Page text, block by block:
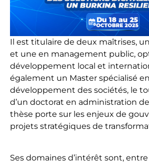
Il est titulaire de deux maîtrises,
et une en management public,
développement local et
également un Master spécialisé
développement des sociétés, le
d’un doctorat en administration
thèse porte sur les enjeux de
projets stratégiques de
Ses domaines d’intérêt sont,